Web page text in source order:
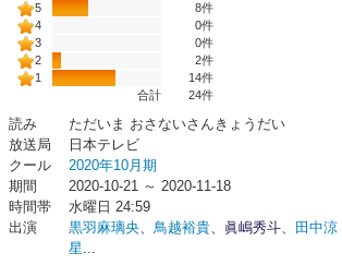
5
8件
4
0件
3
0件
2
2件
1
14件
合計
24件
読み
ただいま おさないさんきょうだい
放送局
日本テレビ
クール
2020年10月期
期間
2020-10-21 ～ 2020-11-18
時間帯
水曜日 24:59
出演
黒羽麻璃央、 鳥越裕貴、 眞嶋秀斗、
田中涼
星...